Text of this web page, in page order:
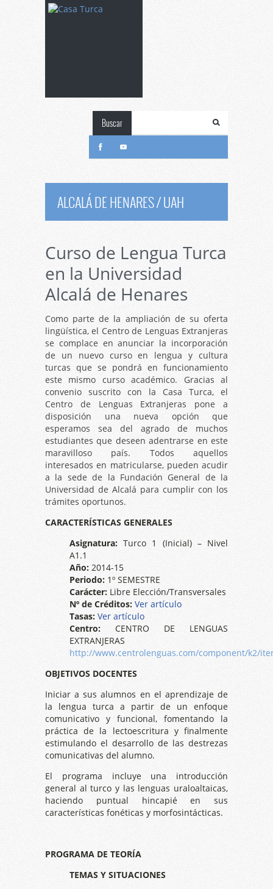
Buscar
ALCALÁ DE HENARES / UAH
Curso de Lengua Turca
en la Universidad
Alcalá de Henares
Como parte de la ampliación de su oferta
lingüística, el Centro de Lenguas Extranjeras
se complace en anunciar la incorporación
de un nuevo curso en lengua y cultura
turcas que se pondrá en funcionamiento
este mismo curso académico. Gracias al
convenio suscrito con la Casa Turca, el
Centro de Lenguas Extranjeras pone a
disposición una nueva opción que
esperamos sea del agrado de muchos
estudiantes que deseen adentrarse en este
maravilloso país. Todos aquellos
interesados en matricularse, pueden acudir
a la sede de la Fundación General de la
Universidad de Alcalá para cumplir con los
trámites oportunos.
CARACTERÍSTICAS GENERALES
Asignatura: Turco 1 (Inicial) – Nivel
A1.1
Año: 2014-15
Periodo: 1º SEMESTRE
Carácter: Libre Elección/Transversales
Nº de Créditos: Ver artículo
Tasas: Ver artículo
Centro: CENTRO DE LENGUAS
EXTRANJERAS
http://www.centrolenguas.com/component/k2/
OBJETIVOS DOCENTES
Iniciar a sus alumnos en el aprendizaje de
la lengua turca a partir de un enfoque
comunicativo y funcional, fomentando la
práctica de la lectoescritura y finalmente
estimulando el desarrollo de las destrezas
comunicativas del alumno.
El programa incluye una introducción
general al turco y las lenguas uraloaltaicas,
haciendo puntual hincapié en sus
características fonéticas y morfosintácticas.
PROGRAMA DE TEORÍA
TEMAS Y SITUACIONES